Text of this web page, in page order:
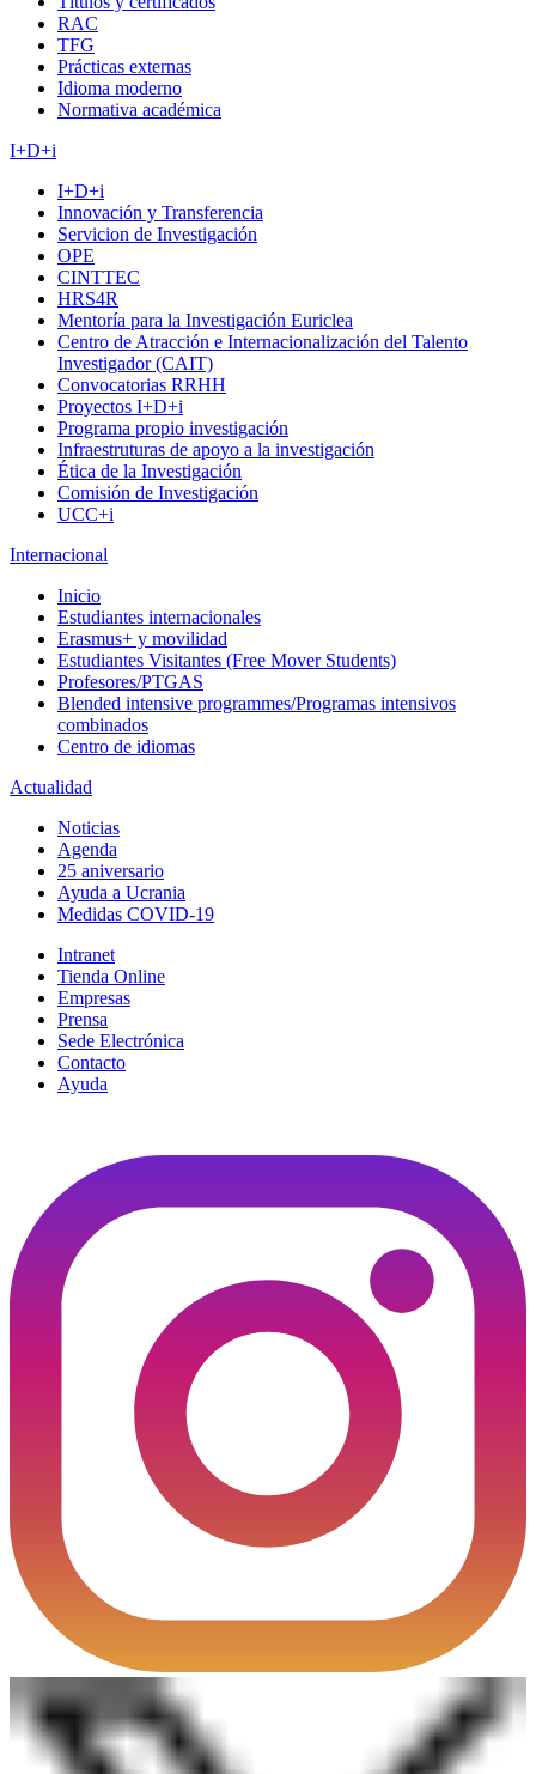
RAC
TFG
Prácticas externas
Idioma moderno
Normativa académica
I+D+i
I+D+i
Innovación y Transferencia
Servicion de Investigación
OPE
CINTTEC
HRS4R
Mentoría para la Investigación Euriclea
Centro de Atracción e Internacionalización del Talento
Investigador (CAIT)
Convocatorias RRHH
Proyectos I+D+i
Programa propio investigación
Infraestruturas de apoyo a la investigación
Ética de la Investigación
Comisión de Investigación
UCC+i
Internacional
Inicio
Estudiantes internacionales
Erasmus+ y movilidad
Estudiantes Visitantes (Free Mover Students)
Profesores/PTGAS
Blended intensive programmes/Programas intensivos
combinados
Centro de idiomas
Actualidad
Noticias
Agenda
25 aniversario
Ayuda a Ucrania
Medidas COVID-19
Intranet
Tienda Online
Empresas
Prensa
Sede Electrónica
Contacto
Ayuda